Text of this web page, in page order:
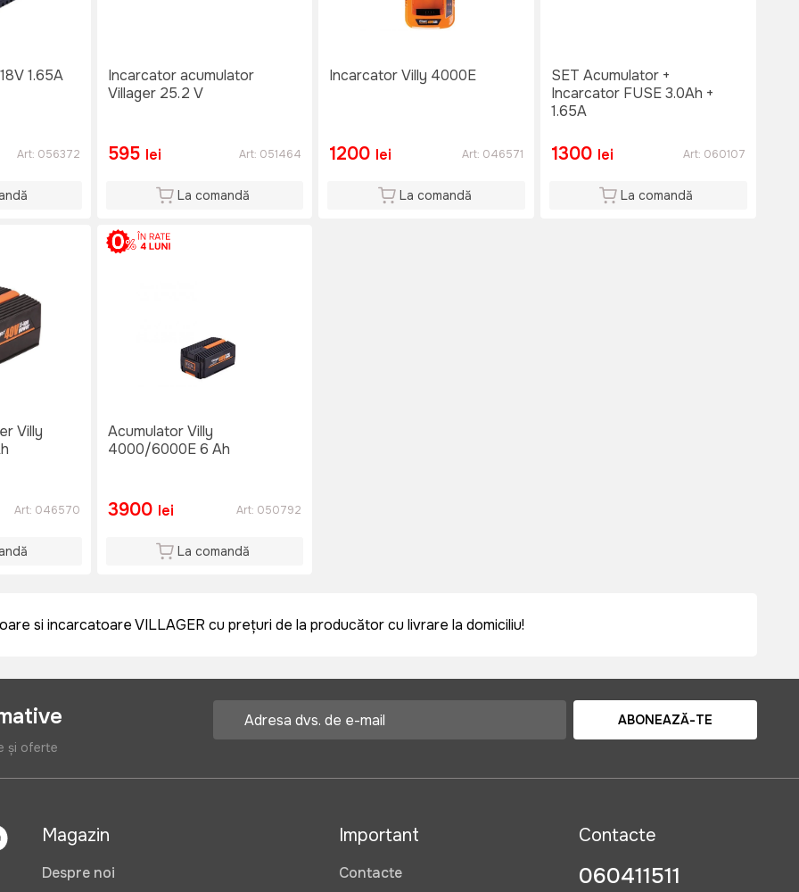
1.65A
Art: 056372
Incarcator acumulator
Villager 25.2 V
595 lei Art: 051464
La comandă
Incarcator Villy 4000E
1200 lei Art: 046571
La comandă
SET Acumulator +
Incarcator FUSE 3.0Ah +
1.65A
1300 lei Art: 060107
La comandă
Villy
Art: 046570
Acumulator Villy
4000/6000E 6 Ah
3900 lei Art: 050792
La comandă
si incarcatoare VILLAGER cu prețuri de la producător cu livrare la domiciliu!
și oferte
ABONEAZĂ-TE
Magazin
Despre noi
Important
Contacte
Contacte
060411511